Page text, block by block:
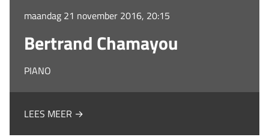
maandag 21 november 2016, 20:15
Bertrand Chamayou
PIANO
LEES MEER →